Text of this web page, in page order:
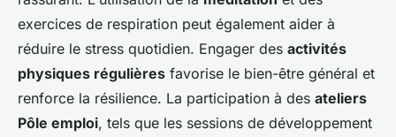
exercices de respiration peut également aider à
réduire le stress quotidien. Engager des activités
physiques régulières favorise le bien-être général et
renforce la résilience. La participation à des ateliers
Pôle emploi, tels que les sessions de développement